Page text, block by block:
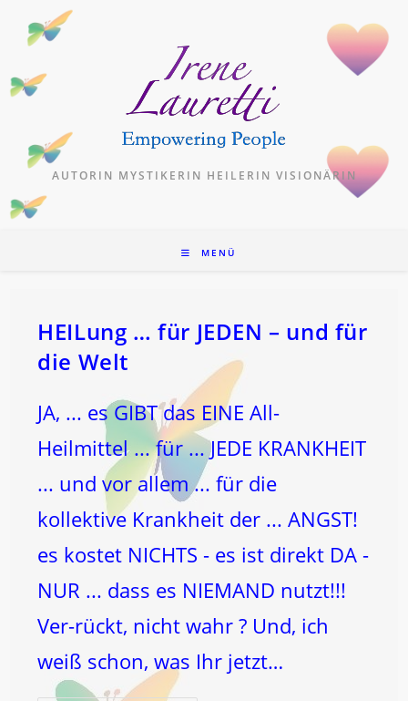
Inhalt
AUTORIN MYSTIKERIN HEILERIN VISIONÄRIN
MENÜ
HEILung … für JEDEN – und für
die Welt
JA, ... es GIBT das EINE All-
Heilmittel ... für ... JEDE KRANKHEIT
... und vor allem ... für die
kollektive Krankheit der ... ANGST!
es kostet NICHTS - es ist direkt DA -
NUR ... dass es NIEMAND nutzt!!!
Ver-rückt, nicht wahr ? Und, ich
weiß schon, was Ihr jetzt…